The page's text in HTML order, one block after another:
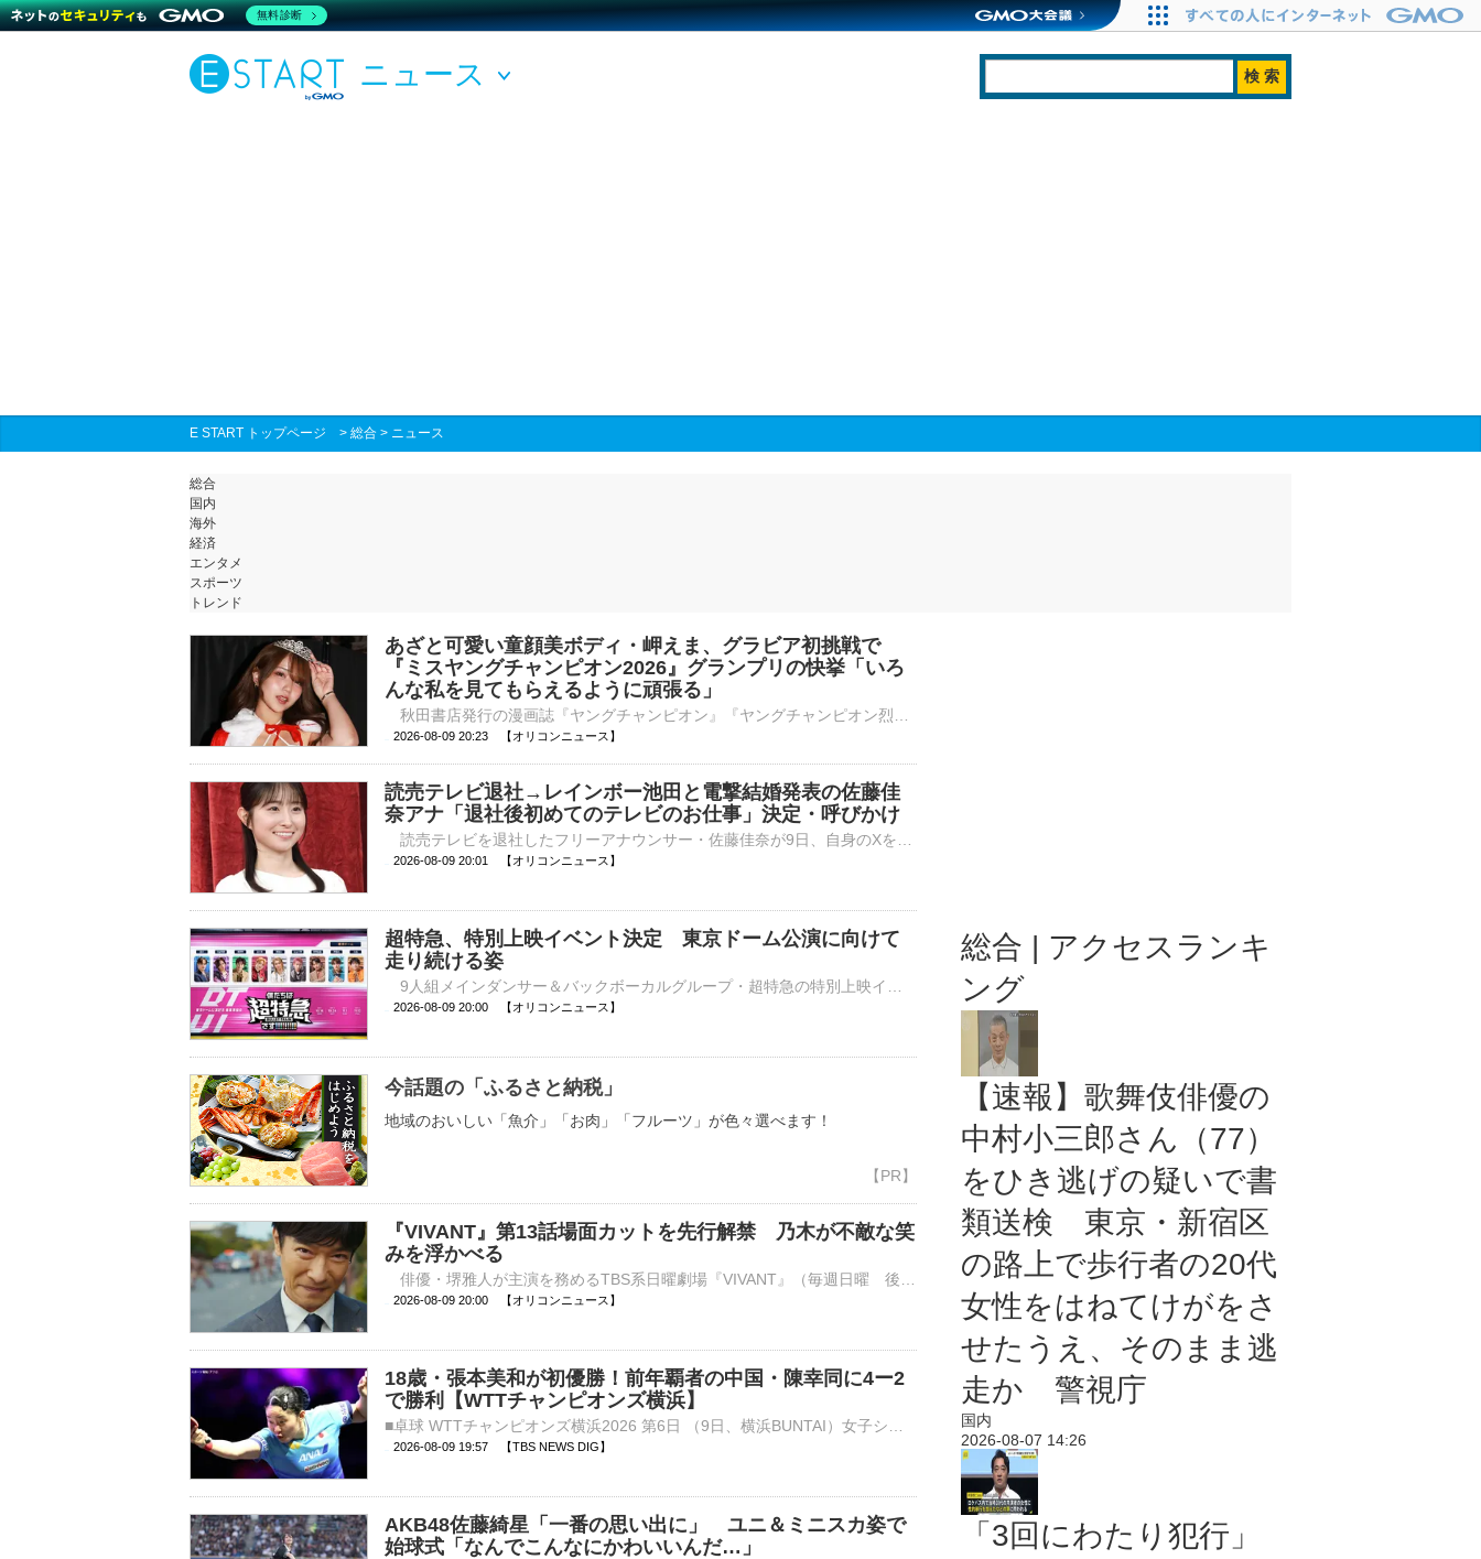
ニュース
E START トップページ > 総合 > ニュース
総合
国内
海外
経済
エンタメ
スポーツ
トレンド
あざと可愛い童顔美ボディ・岬えま、グラビア初挑戦で
『ミスヤングチャンピオン2026』グランプリの快挙「いろ
んな私を見てもらえるように頑張る」
2026-08-09 20:23 【オリコンニュース】
読売テレビ退社→レインボー池田と電撃結婚発表の佐藤佳
奈アナ「退社後初めてのテレビのお仕事」決定・呼びかけ
2026-08-09 20:01 【オリコンニュース】
超特急、特別上映イベント決定 東京ドーム公演に向けて
走り続ける姿
2026-08-09 20:00 【オリコンニュース】
今話題の「ふるさと納税」
地域のおいしい「魚介」「お肉」「フルーツ」が色々選べます！
『VIVANT』第13話場面カットを先行解禁 乃木が不敵な笑
みを浮かべる
2026-08-09 20:00 【オリコンニュース】
18歳・張本美和が初優勝！前年覇者の中国・陳幸同に4ー2
で勝利【WTTチャンピオンズ横浜】
2026-08-09 19:57 【TBS NEWS DIG】
AKB48佐藤綺星「一番の思い出に」 ユニ＆ミニスカ姿で
始球式「なんでこんなにかわいいんだ…」
総合 | アクセスランキ
ング
【速報】歌舞伎俳優の
中村小三郎さん（77）
をひき逃げの疑いで書
類送検 東京・新宿区
の路上で歩行者の20代
女性をはねてけがをさ
せたうえ、そのまま逃
走か 警視庁
国内
2026-08-07 14:26
「3回にわたり犯行」
無料診断